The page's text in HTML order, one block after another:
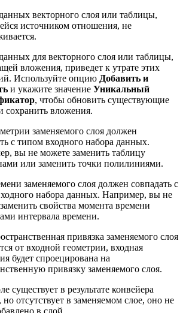
векторного слоя или таблицы,
источником отношения, не
для векторного слоя или таблицы,
вложения, приведет к утрате этих
Используйте опцию Добавить и
и укажите значение Уникальный
, чтобы обновить существующие
сохранить вложения.
заменяемого слоя должен
с типом входного набора данных.
вы не можете заменить таблицу
или заменить точки полилиниями.
заменяемого слоя должен совпадать с
набора данных. Например, вы не
свойства момента времени
интервала времени.
привязка заменяемого слоя
от входной геометрии, входная
будет спроецирована на
привязку заменяемого слоя.
существует в результате конвейера
отсутствует в заменяемом слое, оно не
в слой.